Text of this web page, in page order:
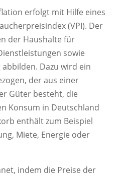
erfolgt mit Hilfe eines
(VPI). Der
der Haushalte für
sowie
Dazu wird ein
der aus einer
Güter besteht, die
Konsum in Deutschland
enthält zum Beispiel
Miete, Energie oder
indem die Preise der